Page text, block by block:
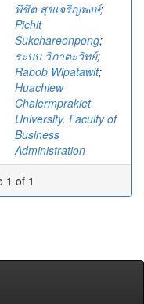
พิชิต สุขเจริญพงษ์;
Pichit
Sukchareonpong;
ระบบ วิภาตะวิทย์;
Rabob Wipatawit;
Huachiew
Chalermprakiet
University. Faculty of
Business
Administration
1 of 1